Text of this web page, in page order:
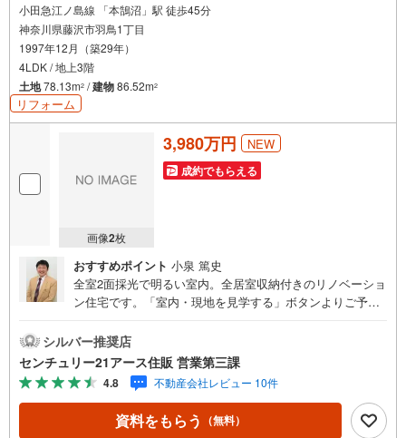
小田急江ノ島線 「本鵠沼」駅 徒歩45分
神奈川県藤沢市羽鳥1丁目
1997年12月（築29年）
4LDK / 地上3階
土地78.13m2 /建物86.52m2
リフォーム
画像2枚
3,980万円 NEW
成約でもらえる
おすすめポイント 小泉 篤史
全室2面採光で明るい室内。全居室収納付きのリノベーショ
ン住宅です。「室内・現地を見学する」ボタンよりご予約
1アース住販のポイント】◆センチュリオン獲得店舗◆全国
約970店舗あるセンチュリー21のお店。その中でも、アメ
リカ本部が設ける一定基準を満たした、上位4％しか受賞で
きない賞。それが「センチュリオン」です。弊社はそのセ
ンチュリオンを2002年から欠かすことなく取り続けており
ます。◆住宅ローン相談会◆お客様にあった無理のない住
シルバー推奨店
センチュリー21アース住販 営業第三課
4.8 不動産会社レビュー 10件
資料をもらう （無料）